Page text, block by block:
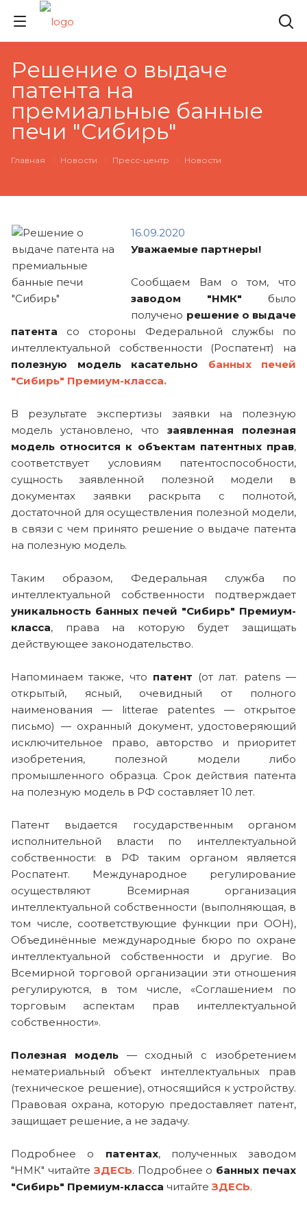
Решение о выдаче
патента на
премиальные банные
печи "Сибирь"
Главная Новости Пресс-центр Новости
16.09.2020
Уважаемые партнеры!
Сообщаем Вам о том, что
заводом "НМК" было
получено решение о выдаче
патента со стороны Федеральной службы по
интеллектуальной собственности (Роспатент) на
полезную модель касательно банных печей
"Сибирь" Премиум-класса.
В результате экспертизы заявки на полезную
модель установлено, что заявленная полезная
модель относится к объектам патентных прав,
соответствует условиям патентоспособности,
сущность заявленной полезной модели в
документах заявки раскрыта с полнотой,
достаточной для осуществления полезной модели,
в связи с чем принято решение о выдаче патента
на полезную модель.
Таким образом, Федеральная служба по
интеллектуальной собственности подтверждает
уникальность банных печей "Сибирь" Премиум-
класса, права на которую будет защищать
действующее законодательство.
Напоминаем также, что патент (от лат. patens —
открытый, ясный, очевидный от полного
наименования — litterae patentes — открытое
письмо) — охранный документ, удостоверяющий
исключительное право, авторство и приоритет
изобретения, полезной модели либо
промышленного образца. Срок действия патента
на полезную модель в РФ составляет 10 лет.
Патент выдается государственным органом
исполнительной власти по интеллектуальной
собственности: в РФ таким органом является
Роспатент. Международное регулирование
осуществляют Всемирная организация
интеллектуальной собственности (выполняющая, в
том числе, соответствующие функции при ООН),
Объединённые международные бюро по охране
интеллектуальной собственности и другие. Во
Всемирной торговой организации эти отношения
регулируются, в том числе, «Соглашением по
торговым аспектам прав интеллектуальной
собственности».
Полезная модель— сходный с изобретением
нематериальный объект интеллектуальных прав
(техническое решение), относящийся к устройству.
Правовая охрана, которую предоставляет патент,
защищает решение, а не задачу.
Подробнее о патентах, полученных заводом
"НМК" читайте ЗДЕСЬ. Подробнее о банных печах
"Сибирь" Премиум-класса читайте ЗДЕСЬ.